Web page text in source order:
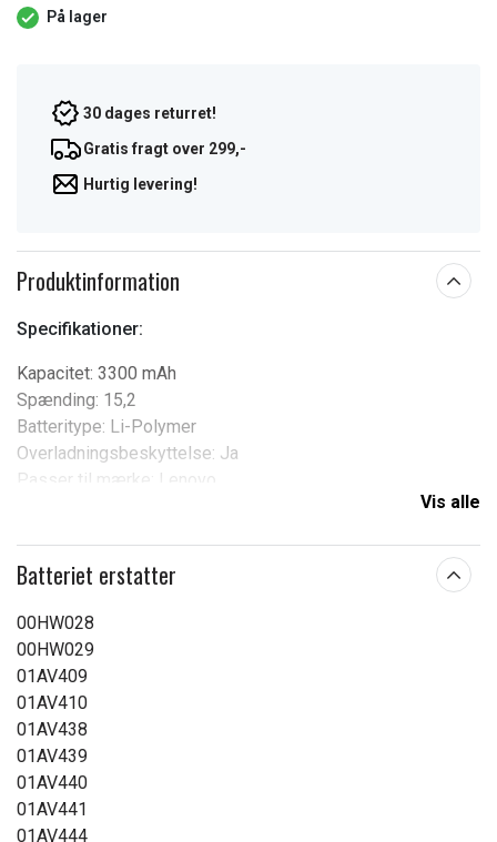
På lager
30 dages returret!
Gratis fragt over 299,-
Hurtig levering!
Produktinformation
Specifikationer:
Kapacitet: 3300 mAh
Spænding: 15,2
Batteritype: Li-Polymer
Overladningsbeskyttelse: Ja
Passer til mærke: Lenovo
Vis alle
Batteriet erstatter
00HW028
00HW029
01AV409
01AV410
01AV438
01AV439
01AV440
01AV441
01AV444